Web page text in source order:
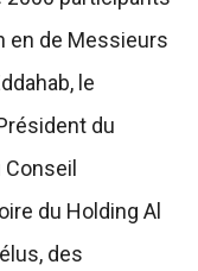
en de Messieurs
le
du
Conseil
du Holding Al
des